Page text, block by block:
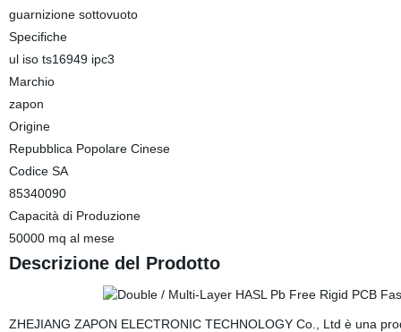
guarnizione sottovuoto
Specifiche
ul iso ts16949 ipc3
Marchio
zapon
Origine
Repubblica Popolare Cinese
Codice SA
85340090
Capacità di Produzione
50000 mq al mese
Descrizione del Prodotto
ZHEJIANG ZAPON ELECTRONIC TECHNOLOGY Co., Ltd è una